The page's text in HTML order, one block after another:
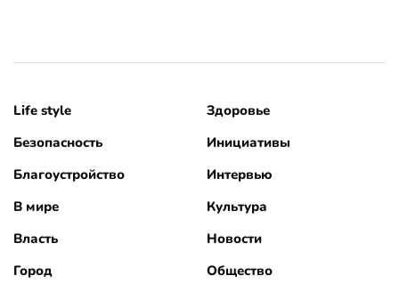
Life style
Безопасность
Благоустройство
В мире
Власть
Город
Здоровье
Инициативы
Интервью
Культура
Новости
Общество